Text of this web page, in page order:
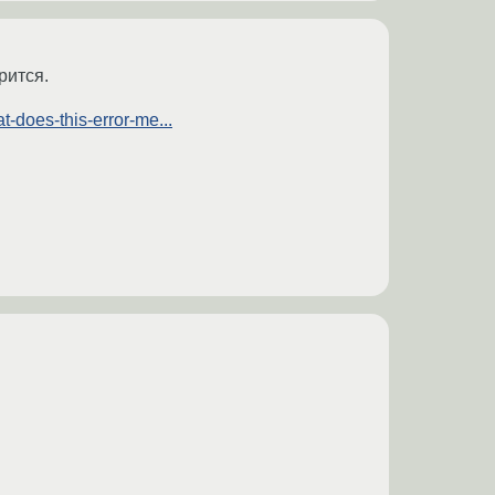
does-this-error-me...